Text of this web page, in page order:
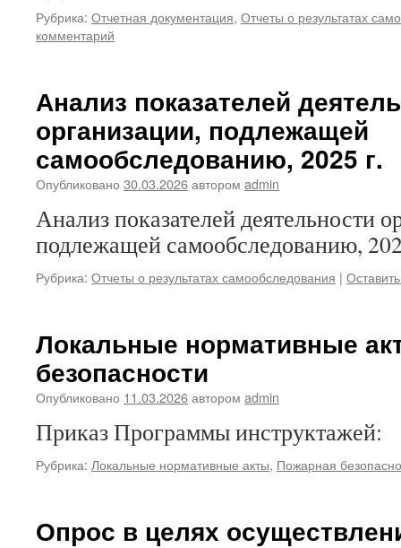
Рубрика: Отчетная документация, Отчеты о результатах
комментарий
Анализ показателей
организации, подлежащей
самообследованию, 2025 г.
Опубликовано 30.03.2026автором admin
Анализ показателей деятельности
подлежащей самообследованию,
Рубрика: Отчеты о результатах самообследования |
Локальные нормативные
безопасности
Опубликовано 11.03.2026автором admin
Приказ Программы инструктажей:
Рубрика: Локальные нормативные акты, Пожарная
Опрос в целях